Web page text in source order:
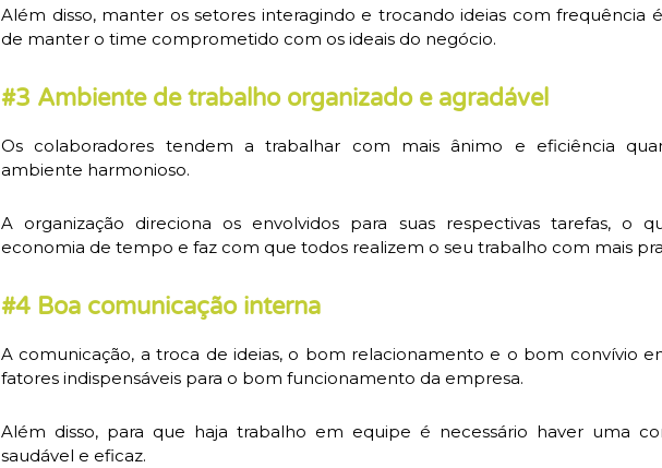
Além disso, manter os setores interagindo e trocando ideias com frequência
de manter o time comprometido com os ideais do negócio.
#3 Ambiente de trabalho organizado e agradável
Os colaboradores tendem a trabalhar com mais ânimo e eficiência
ambiente harmonioso.
A organização direciona os envolvidos para suas respectivas tarefas, o
economia de tempo e faz com que todos realizem o seu trabalho com mais
#4 Boa comunicação interna
A comunicação, a troca de ideias, o bom relacionamento e o bom convívio
fatores indispensáveis para o bom funcionamento da empresa.
Além disso, para que haja trabalho em equipe é necessário haver uma
saudável e eficaz.